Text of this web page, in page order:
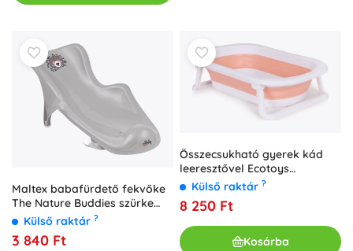
Maltex babafürdető fekvőke
The Nature Buddies szürke
maciKülső raktár ?
3 840 Ft
Összecsukható gyerek kád
leeresztővel Ecotoys
rózsaszín
Külső raktár ?
8 250 Ft
Kosárba